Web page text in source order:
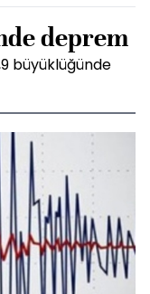
deprem
büyüklüğünde